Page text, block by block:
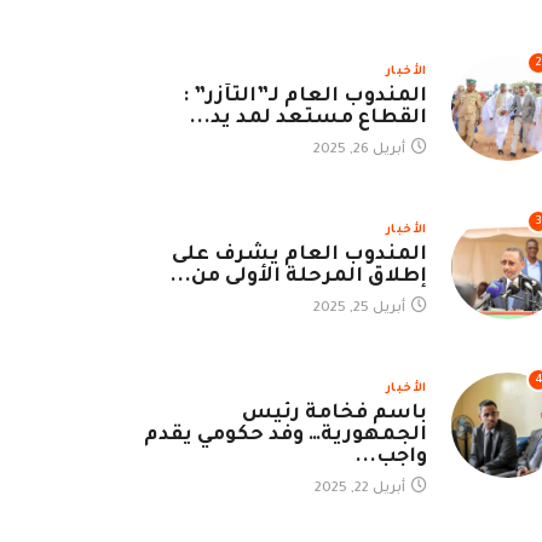
2
الأخبار
المندوب العام لـ”التآزر” :
القطاع مستعد لمد يد...
أبريل 26, 2025
3
الأخبار
المندوب العام يشرف على
إطلاق المرحلة الأولى من...
أبريل 25, 2025
4
الأخبار
باسم فخامة رئيس
الجمهورية… وفد حكومي يقدم
واجب...
أبريل 22, 2025